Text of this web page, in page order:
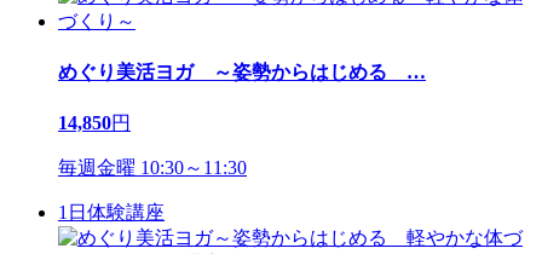
めぐり美活ヨガ ～姿勢からはじめる …
14,850円
毎週金曜 10:30～11:30
1日体験講座